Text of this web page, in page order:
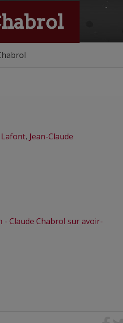
, Jean-Claude
Claude Chabrol sur avoir-